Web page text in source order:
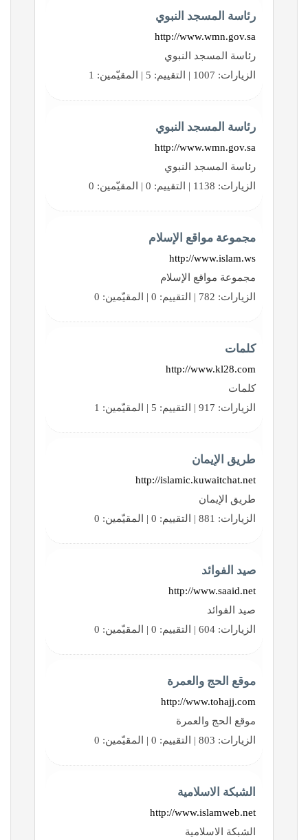
رئاسة المسجد النبوي
http://www.wmn.gov.sa
رئاسة المسجد النبوي
الزيارات: 1007 | التقييم: 5 | المقيّمين: 1
رئاسة المسجد النبوي
http://www.wmn.gov.sa
رئاسة المسجد النبوي
الزيارات: 1138 | التقييم: 0 | المقيّمين: 0
مجموعة مواقع الإسلام
http://www.islam.ws
مجموعة مواقع الإسلام
الزيارات: 782 | التقييم: 0 | المقيّمين: 0
كلمات
http://www.kl28.com
كلمات
الزيارات: 917 | التقييم: 5 | المقيّمين: 1
طريق الإيمان
http://islamic.kuwaitchat.net
طريق الإيمان
الزيارات: 881 | التقييم: 0 | المقيّمين: 0
صيد الفوائد
http://www.saaid.net
صيد الفوائد
الزيارات: 604 | التقييم: 0 | المقيّمين: 0
موقع الحج والعمرة
http://www.tohajj.com
موقع الحج والعمرة
الزيارات: 803 | التقييم: 0 | المقيّمين: 0
الشبكة الاسلامية
http://www.islamweb.net
الشبكة الاسلامية